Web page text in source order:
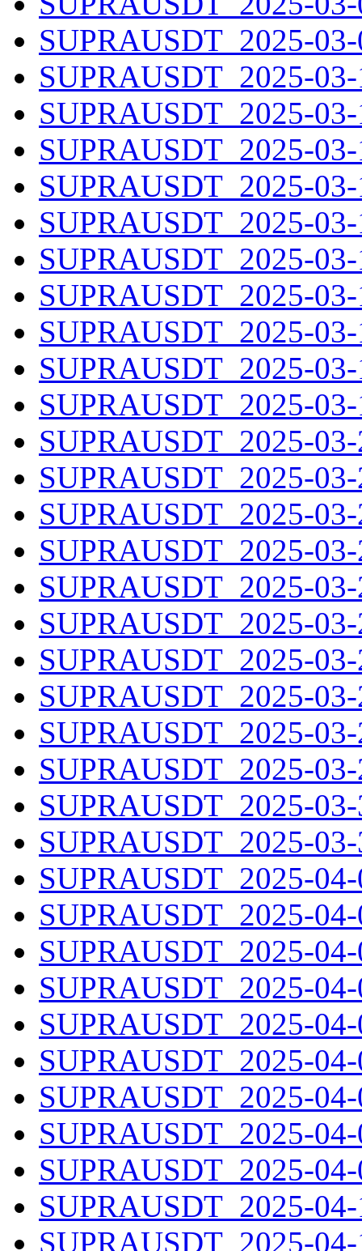
SUPRAUSDT_2025-03-
SUPRAUSDT_2025-03-
SUPRAUSDT_2025-03-
SUPRAUSDT_2025-03-
SUPRAUSDT_2025-03-
SUPRAUSDT_2025-03-
SUPRAUSDT_2025-03-
SUPRAUSDT_2025-03-
SUPRAUSDT_2025-03-
SUPRAUSDT_2025-03-
SUPRAUSDT_2025-03-
SUPRAUSDT_2025-03-
SUPRAUSDT_2025-03-
SUPRAUSDT_2025-03-
SUPRAUSDT_2025-03-
SUPRAUSDT_2025-03-
SUPRAUSDT_2025-03-
SUPRAUSDT_2025-03-
SUPRAUSDT_2025-03-
SUPRAUSDT_2025-03-
SUPRAUSDT_2025-03-
SUPRAUSDT_2025-03-
SUPRAUSDT_2025-03-
SUPRAUSDT_2025-04-
SUPRAUSDT_2025-04-
SUPRAUSDT_2025-04-
SUPRAUSDT_2025-04-
SUPRAUSDT_2025-04-
SUPRAUSDT_2025-04-
SUPRAUSDT_2025-04-
SUPRAUSDT_2025-04-
SUPRAUSDT_2025-04-
SUPRAUSDT_2025-04-
SUPRAUSDT_2025-04-